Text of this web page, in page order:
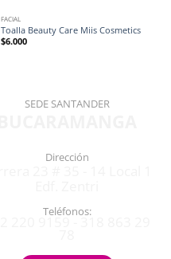
FACIAL
Toalla Beauty Care Miis Cosmetics
$6.000
SEDE SANTANDER
Dirección
Teléfonos: